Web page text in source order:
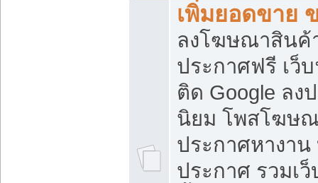
เพิ่มยอดขาย
ลงโฆษณาสิน
ประกาศฟรี เว็
ติด Google ลง
นิยม โพสโฆษ
ประกาศหางาน
ประกาศ รวมเ